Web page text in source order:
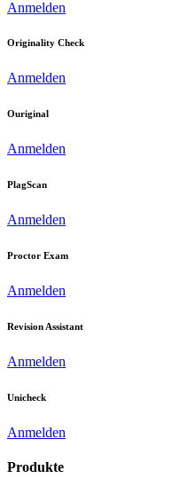
Anmelden
Originality Check
Anmelden
Ouriginal
Anmelden
PlagScan
Anmelden
Proctor Exam
Anmelden
Revision Assistant
Anmelden
Unicheck
Anmelden
Produkte